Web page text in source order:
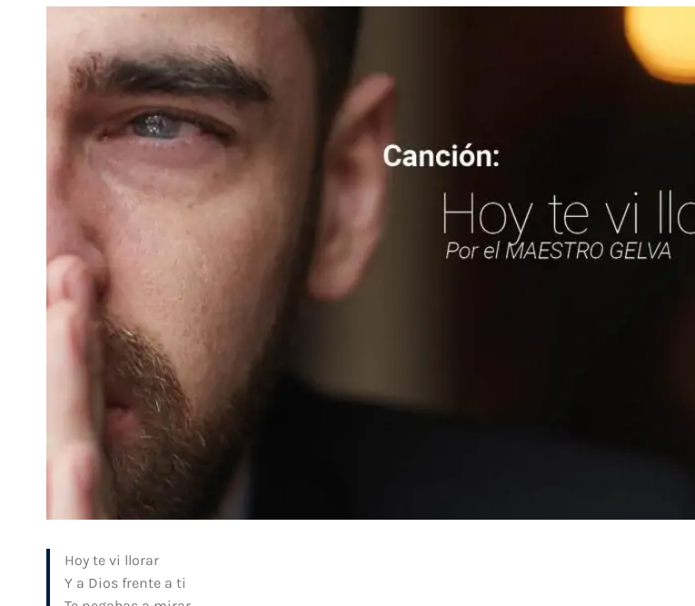
Hoy te vi llorar
Y a Dios frente a ti